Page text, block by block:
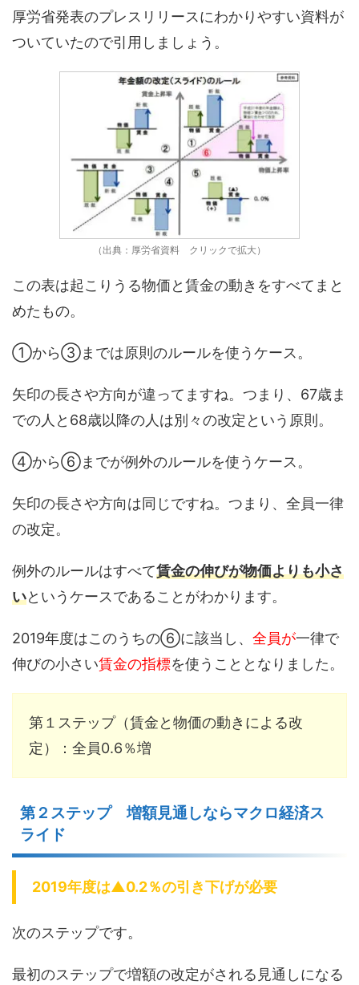
厚労省発表のプレスリリースにわかりやすい資料が
ついていたので引用しましょう。
（出典：厚労省資料 クリックで拡大）
この表は起こりうる物価と賃金の動きをすべてまと
めたもの。
①から③までは原則のルールを使うケース。
矢印の長さや方向が違ってますね。つまり、67歳ま
での人と68歳以降の人は別々の改定という原則。
④から⑥までが例外のルールを使うケース。
矢印の長さや方向は同じですね。つまり、全員一律
の改定。
例外のルールはすべて賃金の伸びが物価よりも小さ
いというケースであることがわかります。
2019年度はこのうちの⑥に該当し、 全員が一律で
伸びの小さい賃金の指標を使うこととなりました。
第１ステップ（賃金と物価の動きによる改
定）：全員0.6％増
第２ステップ 増額見通しならマクロ経済ス
ライド
2019年度は▲0.2％の引き下げが必要
次のステップです。
最初のステップで増額の改定がされる見通しになる